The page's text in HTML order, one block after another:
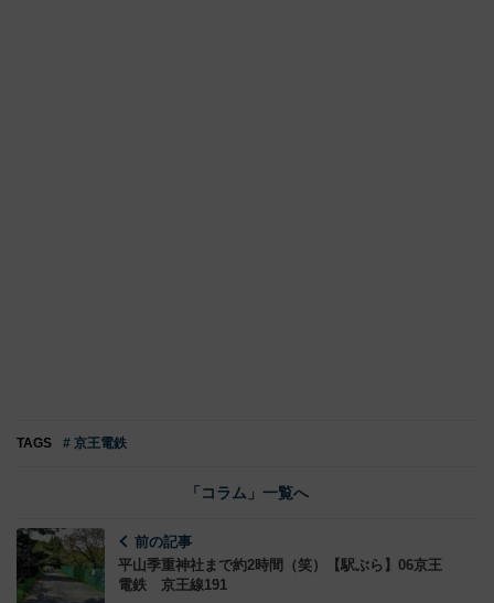
TAGS # 京王電鉄
「コラム」一覧へ
前の記事
平山季重神社まで約2時間（笑）【駅ぶら】06京王
電鉄 京王線191